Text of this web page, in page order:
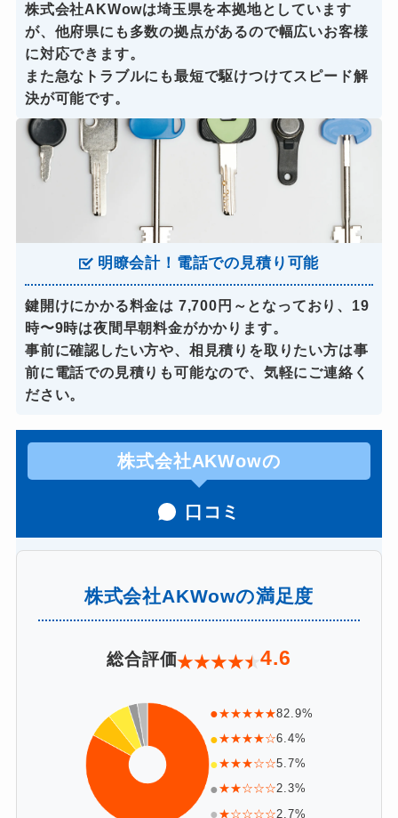
株式会社AKWowは埼玉県を本拠地としています
が、他府県にも多数の拠点があるので幅広いお客様
に対応できます。
また急なトラブルにも最短で駆けつけてスピード解
決が可能です。
明瞭会計！電話での見積り可能
鍵開けにかかる料金は 7,700円～となっており、19
時〜9時は夜間早朝料金がかかります。
事前に確認したい方や、相見積りを取りたい方は事
前に電話での見積りも可能なので、気軽にご連絡く
ださい。
株式会社AKWowの
口コミ
株式会社AKWowの満足度
総合評価★★★★★4.6
●★★★★★82.9%
●★★★★☆6.4%
●★★★☆☆5.7%
●★★☆☆☆2.3%
● ★☆☆☆☆2.7%